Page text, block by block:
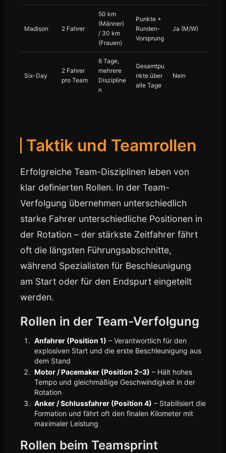
Madison 2 Fahrer
50 km
(Männer)
/ 30 km
(Frauen)
Punkte +
Runden-
Vorsprung
Ja (M/W)
Six-Day
2 Fahrer
pro Team
6 Tage,
mehrere
Diszipline
n
Gesamtpu
nkte über
alle Tage
Nein
Taktik und Teamrollen
Erfolgreiche Team-Disziplinen leben von
klar definierten Rollen. In der Team-
Verfolgung übernehmen unterschiedlich
starke Fahrer unterschiedliche Positionen in
der Rotation – der stärkste Zeitfahrer fährt
oft die längsten Führungsabschnitte,
während Spezialisten für Beschleunigung
am Start oder für den Endspurt eingeteilt
werden.
Rollen in der Team-Verfolgung
Anfahrer (Position 1) – Verantwortlich für den
explosiven Start und die erste Beschleunigung aus
dem Stand
Motor / Pacemaker (Position 2–3) – Hält hohes
Tempo und gleichmäßige Geschwindigkeit in der
Rotation
Anker / Schlussfahrer (Position 4) – Stabilisiert die
Formation und fährt oft den finalen Kilometer mit
maximaler Leistung
Rollen beim Teamsprint